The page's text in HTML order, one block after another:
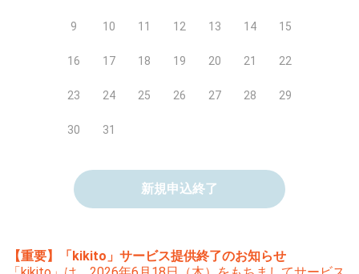
9 10 11 12 13 14 15
16 17 18 19 20 21 22
23 24 25 26 27 28 29
30 31
新規申込終了
【重要】「kikito」サービス提供終了のお知らせ